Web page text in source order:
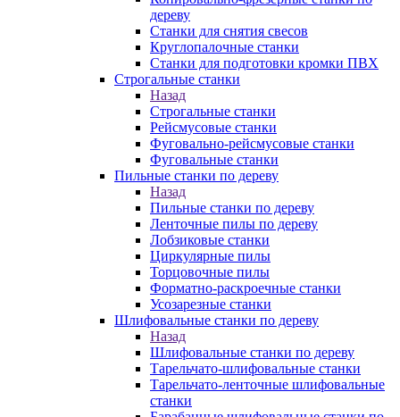
дереву
Станки для снятия свесов
Круглопалочные станки
Станки для подготовки кромки ПВХ
Строгальные станки
Назад
Строгальные станки
Рейсмусовые станки
Фуговально-рейсмусовые станки
Фуговальные станки
Пильные станки по дереву
Назад
Пильные станки по дереву
Ленточные пилы по дереву
Лобзиковые станки
Циркулярные пилы
Торцовочные пилы
Форматно-раскроечные станки
Усозарезные станки
Шлифовальные станки по дереву
Назад
Шлифовальные станки по дереву
Тарельчато-шлифовальные станки
Тарельчато-ленточные шлифовальные
станки